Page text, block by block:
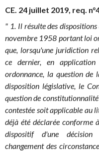
CE. 24 juillet 2019, req.
" 1. Il résulte des
novembre 1958 portant loi
que, lorsqu'une juridiction
ce dernier, en
ordonnance, la question
disposition législative, le
question de
contestée soit applicable au
déjà été déclarée conforme
dispositif d'une
changement des